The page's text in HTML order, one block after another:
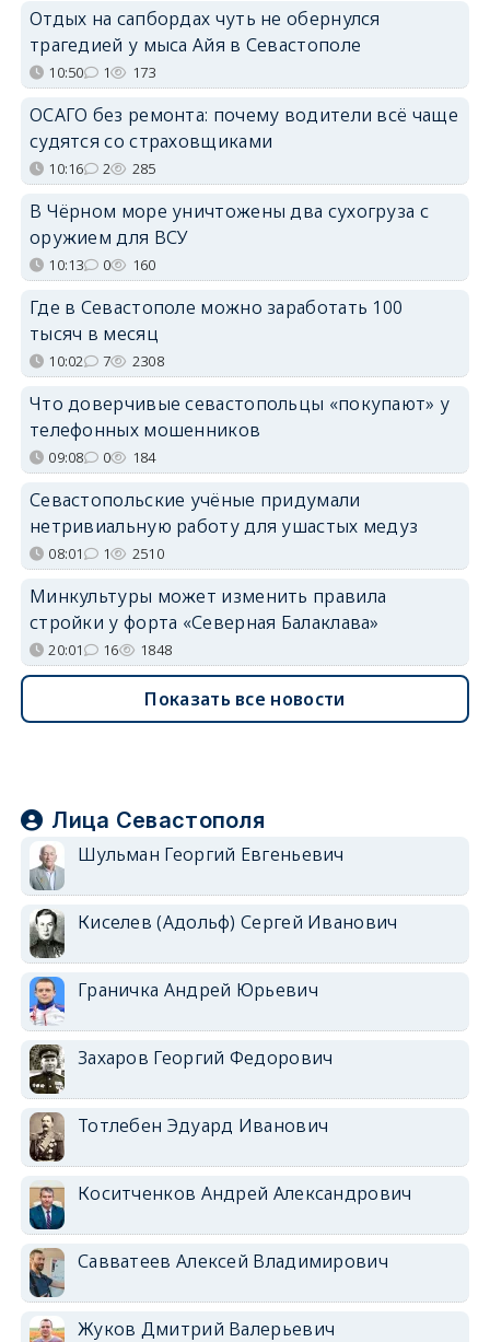
Отдых на сапбордах чуть не обернулся
трагедией у мыса Айя в Севастополе
10:50 1 173
ОСАГО без ремонта: почему водители всё чаще
судятся со страховщиками
10:16 2 285
В Чёрном море уничтожены два сухогруза с
оружием для ВСУ
10:13 0 160
Где в Севастополе можно заработать 100
тысяч в месяц
10:02 7 2308
Что доверчивые севастопольцы «покупают» у
телефонных мошенников
09:08 0 184
Севастопольские учёные придумали
нетривиальную работу для ушастых медуз
08:01 1 2510
Минкультуры может изменить правила
стройки у форта «Северная Балаклава»
20:01 16 1848
Показать все новости
Лица Севастополя
Шульман Георгий Евгеньевич
Киселев (Адольф) Сергей Иванович
Граничка Андрей Юрьевич
Захаров Георгий Федорович
Тотлебен Эдуард Иванович
Коситченков Андрей Александрович
Савватеев Алексей Владимирович
Жуков Дмитрий Валерьевич